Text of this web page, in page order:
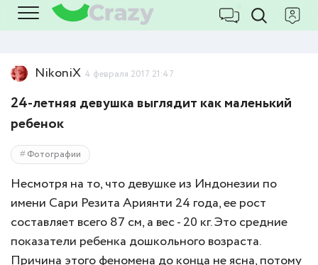
NikoniX 4 февраля 2017 21:47
24-летняя девушка выглядит как маленький
ребенок
Фотографии
Несмотря на то, что девушке из Индонезии по
имени Сари Резита Ариянти 24 года, ее рост
составляет всего 87 см, а вес - 20 кг. Это средние
показатели ребенка дошкольного возраста.
Причина этого феномена до конца не ясна, потому